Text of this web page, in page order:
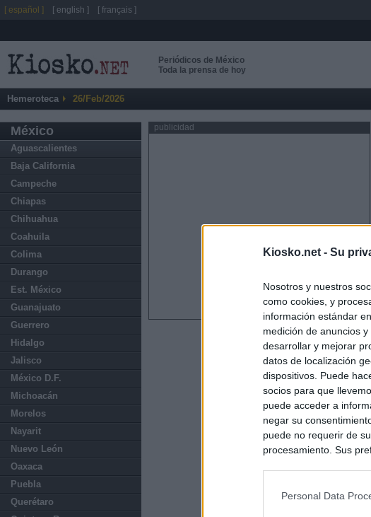
Kiosko.net - Su
Nosotros y nuestros
como cookies, y
información estándar
medición de anuncios
desarrollar y mejorar
datos de localización
dispositivos. Puede
socios para que
puede acceder a
negar su
puede no requerir de
procesamiento. Sus
Personal Data
Periódicos de México
Toda la prensa de hoy
Hemeroteca 26/Feb/2026
México
Aguascalientes
Baja California
Campeche
Chiapas
Chihuahua
Coahuila
Colima
Durango
Est. México
Guanajuato
Guerrero
Hidalgo
Jalisco
México D.F.
Michoacán
Morelos
Nayarit
Nuevo León
Oaxaca
Puebla
Querétaro
publicidad
[ español ] [ english ] [ français ]